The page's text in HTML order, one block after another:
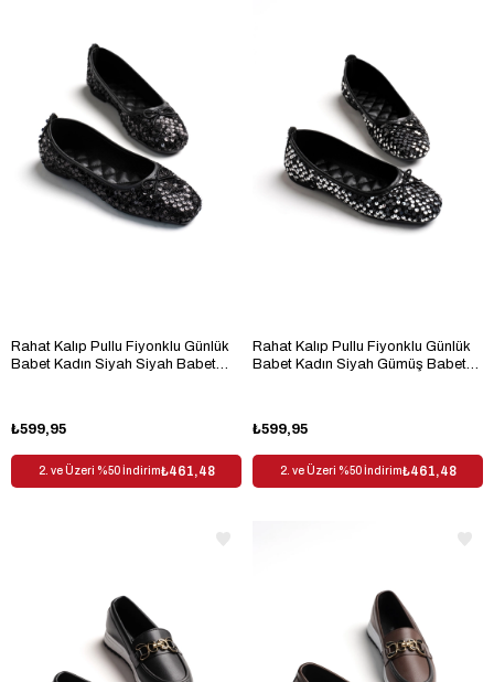
Rahat Kalıp Pullu Fiyonklu Günlük
Babet Kadın Siyah Siyah Babet
₺599,95
2. ve Üzeri %50 İndirim₺461,48
Rahat Kalıp Pullu Fiyonklu Günlük
Babet Kadın Siyah Gümüş Babet
₺599,95
2. ve Üzeri %50 İndirim₺461,48